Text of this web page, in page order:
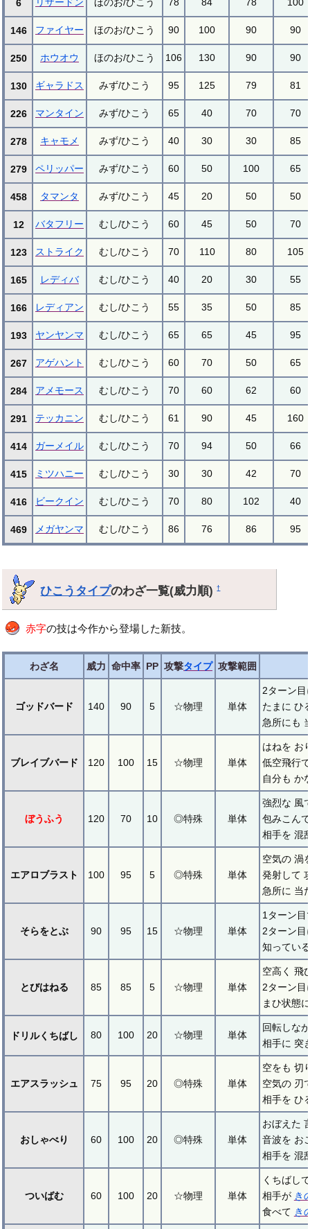
6
146 ファイヤー ほのお/ひこう 90 100 90 90
250 ホウオウ ほのお/ひこう 106 130 90 90
130 ギャラドス みず/ひこう 95 125 79 81
226 マンタイン みず/ひこう 65 40 70 70
278 キャモメ みず/ひこう 40 30 30 85
279 ペリッパー みず/ひこう 60 50 100 65
458 タマンタ みず/ひこう 45 20 50 50
12 バタフリー むし/ひこう 60 45 50 70
123 ストライク むし/ひこう 70 110 80 105
165 レディバ むし/ひこう 40 20 30 55
166 レディアン むし/ひこう 55 35 50 85
193 ヤンヤンマ むし/ひこう 65 65 45 95
267 アゲハント むし/ひこう 60 70 50 65
284 アメモース むし/ひこう 70 60 62 60
291 テッカニン むし/ひこう 61 90 45 160
414 ガーメイル むし/ひこう 70 94 50 66
415 ミツハニー むし/ひこう 30 30 42 70
416 ビークイン むし/ひこう 70 80 102 40
469 メガヤンマ むし/ひこう 86 76 86 95
ひこうタイプのわざ一覧(威力順)†
赤字の技は今作から登場した新技。
わざ名 威力 命中率 PP 攻撃タイプ 攻撃範囲
ゴッドバード 140 90 5 ☆物理 単体
2ターン目
たまに ひ
急所にも
ブレイブバード 120 100 15 ☆物理 単体
はねを お
低空飛行
自分も か
ぼうふう 120 70 10 ◎特殊 単体
強烈な 風
包みこん
相手を 混
エアロブラスト 100 95 5 ◎特殊 単体
空気の 渦
発射して
急所に 当
そらをとぶ 90 95 15 ☆物理 単体
1ターン目
2ターン目
知ってい
とびはねる 85 85 5 ☆物理 単体
空高く 飛
2ターン目
まひ状態
ドリルくちばし 80 100 20 ☆物理 単体
回転しな
相手に 突
エアスラッシュ 75 95 20 ◎特殊 単体
空をも 切
空気の 刃
相手を ひ
おしゃべり 60 100 20 ◎特殊 単体
おぼえた
音波を お
相手を 混
ついばむ 60 100 20 ☆物理 単体
くちばし
相手が き
食べて き